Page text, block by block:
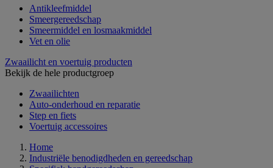
Antikleefmiddel
Smeergereedschap
Smeermiddel en losmaakmiddel
Vet en olie
Zwaailicht en voertuig producten
Bekijk de hele productgroep
Zwaailichten
Auto-onderhoud en reparatie
Step en fiets
Voertuig accessoires
Home
Industriële benodigdheden en gereedschap